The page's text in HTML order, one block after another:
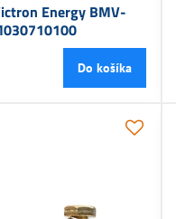
Energy BMV-
Do košíka